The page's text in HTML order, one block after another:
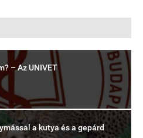
– Az UNIVET
a kutya és a gepárd